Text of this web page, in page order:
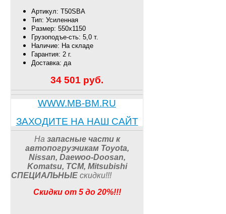
Артикул: T50SBA
Тип: Усиленная
Размер: 550х1150
Грузоподъе-сть: 5,0 т.
Наличие: На складе
Гарантия: 2 г.
Доставка: да
34 501 руб.
WWW.MB-BM.RU
ЗАХОДИТЕ НА НАШ САЙТ
На запасные части к
автопогрузчикам Toyota,
Nissan, Daewoo-Doosan,
Komatsu, TCM, Mitsubishi
СПЕЦИАЛЬНЫЕ скидки!!!
Скидки от 5 до 20%!!!